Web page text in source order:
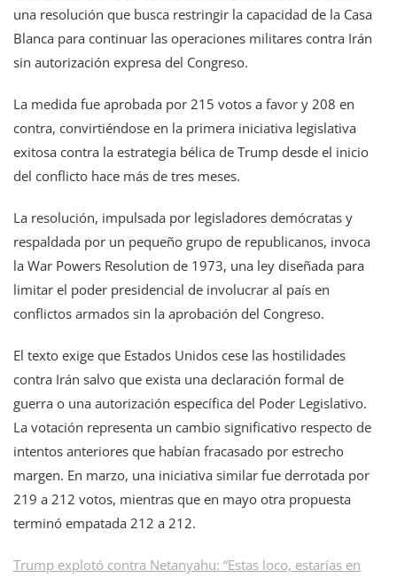
una resolución que busca restringir la capacidad de la Casa
Blanca para continuar las operaciones militares contra Irán
sin autorización expresa del Congreso.
La medida fue aprobada por 215 votos a favor y 208 en
contra, convirtiéndose en la primera iniciativa legislativa
exitosa contra la estrategia bélica de Trump desde el inicio
del conflicto hace más de tres meses.
La resolución, impulsada por legisladores demócratas y
respaldada por un pequeño grupo de republicanos, invoca
la War Powers Resolution de 1973, una ley diseñada para
limitar el poder presidencial de involucrar al país en
conflictos armados sin la aprobación del Congreso.
El texto exige que Estados Unidos cese las hostilidades
contra Irán salvo que exista una declaración formal de
guerra o una autorización específica del Poder Legislativo.
La votación representa un cambio significativo respecto de
intentos anteriores que habían fracasado por estrecho
margen. En marzo, una iniciativa similar fue derrotada por
219 a 212 votos, mientras que en mayo otra propuesta
terminó empatada 212 a 212.
Trump explotó contra Netanyahu: “Estas loco, estarías en